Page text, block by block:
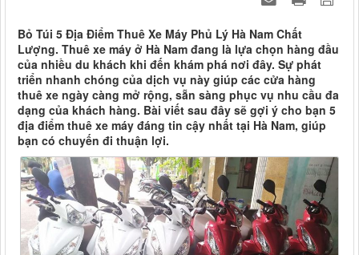
Bỏ Túi 5 Địa Điểm Thuê Xe Máy Phủ Lý Hà Nam Chất
Lượng. Thuê xe máy ở Hà Nam đang là lựa chọn hàng đầu
của nhiều du khách khi đến khám phá nơi đây. Sự phát
triển nhanh chóng của dịch vụ này giúp các cửa hàng
thuê xe ngày càng mở rộng, sẵn sàng phục vụ nhu cầu đa
dạng của khách hàng. Bài viết sau đây sẽ gợi ý cho bạn 5
địa điểm thuê xe máy đáng tin cậy nhất tại Hà Nam, giúp
bạn có chuyến đi thuận lợi.